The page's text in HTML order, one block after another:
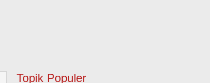
Topik Populer